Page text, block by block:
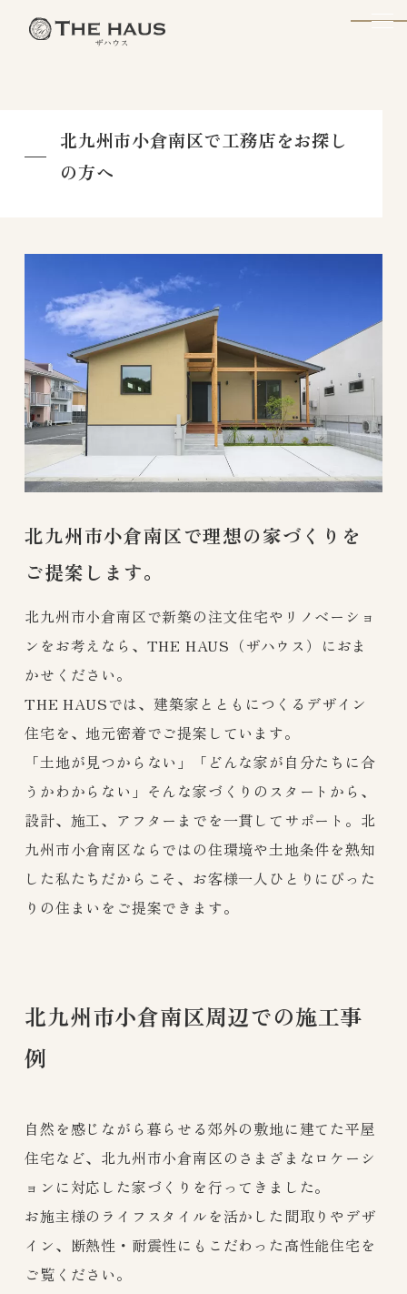
北九州市小倉南区で工務店をお探し
の方へ
北九州市小倉南区で理想の家づくりを
ご提案します。
北九州市小倉南区で新築の注文住宅やリノベーショ
ンをお考えなら、THE HAUS（ザハウス）におま
かせください。
THE HAUSでは、建築家とともにつくるデザイン
住宅を、地元密着でご提案しています。
「土地が見つからない」「どんな家が自分たちに合
うかわからない」そんな家づくりのスタートから、
設計、施工、アフターまでを一貫してサポート。北
九州市小倉南区ならではの住環境や土地条件を熟知
した私たちだからこそ、お客様一人ひとりにぴった
りの住まいをご提案できます。
北九州市小倉南区周辺での施工事
例
自然を感じながら暮らせる郊外の敷地に建てた平屋
住宅など、北九州市小倉南区のさまざまなロケーシ
ョンに対応した家づくりを行ってきました。
お施主様のライフスタイルを活かした間取りやデザ
イン、断熱性・耐震性にもこだわった高性能住宅を
ご覧ください。